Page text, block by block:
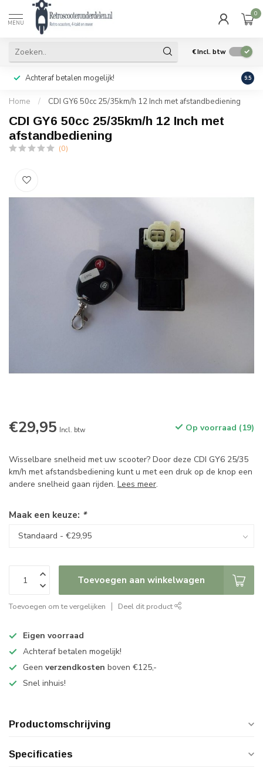
MENU
0
€Incl. btw
Achteraf betalen mogelijk! Geen
9.5
Home / CDI GY6 50cc 25/35km/h 12 Inch met afstandbediening
CDI GY6 50cc 25/35km/h 12 Inch met
afstandbediening
(0)
€29,95 Incl. btw Op voorraad (19)
Wisselbare snelheid met uw scooter? Door deze CDI GY6 25/35
km/h met afstandsbediening kunt u met een druk op de knop een
andere snelheid gaan rijden. Lees meer.
Maak een keuze: *
Toevoegen aan winkelwagen
Toevoegen om te vergelijken Deel dit product
Eigen voorraad
Achteraf betalen mogelijk!
Geen verzendkosten boven €125,-
Snel inhuis!
Productomschrijving
Specificaties